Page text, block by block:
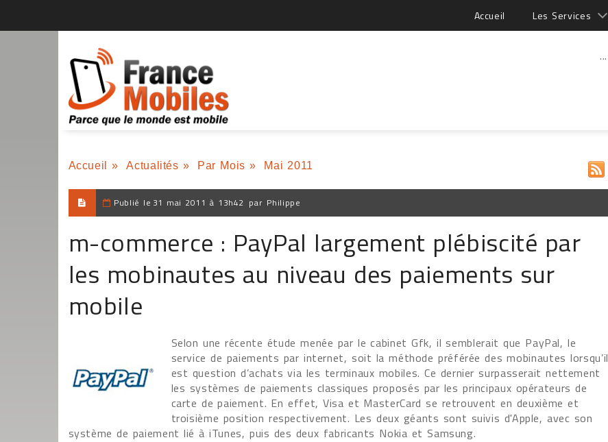
Accueil Les Services
...
Accueil » Actualités » Par Mois » Mai 2011
Publié le 31 mai 2011 à 13h42 par Philippe
m-commerce : PayPal largement plébiscité par
les mobinautes au niveau des paiements sur
mobile
Selon une récente étude menée par le cabinet Gfk, il semblerait que PayPal, le
service de paiements par internet, soit la méthode préférée des mobinautes lorsqu’il
est question d’achats via les terminaux mobiles. Ce dernier surpasserait nettement
les systèmes de paiements classiques proposés par les principaux opérateurs de
carte de paiement. En effet, Visa et MasterCard se retrouvent en deuxième et
troisième position respectivement. Les deux géants sont suivis d'Apple, avec son
système de paiement lié à iTunes, puis des deux fabricants Nokia et Samsung.